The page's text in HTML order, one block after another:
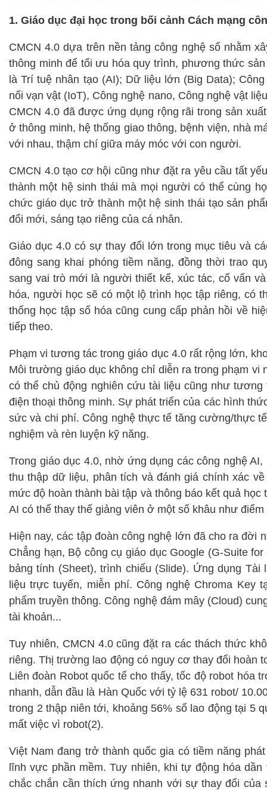
1. Giáo dục đại học trong bối cảnh Cách mạng
CMCN 4.0 dựa trên nền tảng công nghệ số nhằm
thông minh để tối ưu hóa quy trình, phương thức
là Trí tuệ nhân tạo (AI); Dữ liệu lớn (Big Data);
nối vạn vật (IoT), Công nghệ nano, Công nghệ vật
CMCN 4.0 đã được ứng dụng rộng rãi trong sản
ở thông minh, hệ thống giao thông, bệnh viện, nhà
với nhau, thậm chí giữa máy móc với con người.
CMCN 4.0 tạo cơ hội cũng như đặt ra yêu cầu tất
thành một hệ sinh thái mà mọi người có thể cùng
chức giáo dục trở thành một hệ sinh thái tạo sản
đổi mới, sáng tạo riêng của cá nhân.
Giáo dục 4.0 có sự thay đổi lớn trong mục tiêu và
đông sang khai phóng tiềm năng, đồng thời trao
sang vai trò mới là người thiết kế, xúc tác, cố vấn
hóa, người học sẽ có một lộ trình học tập riêng, có
thống học tập số hóa cũng cung cấp phản hồi về
tiếp theo.
Phạm vi tương tác trong giáo dục 4.0 rất rộng lớn,
Môi trường giáo dục không chỉ diễn ra trong phạm
có thể chủ động nghiên cứu tài liệu cũng như
điện thoại thông minh. Sự phát triển của các hình
sức và chi phí. Công nghệ thực tế tăng cường/thực
nghiệm và rèn luyện kỹ năng.
Trong giáo dục 4.0, nhờ ứng dụng các công nghệ
thu thập dữ liệu, phân tích và đánh giá chính xác
mức độ hoàn thành bài tập và thông báo kết quả
AI có thể thay thế giảng viên ở một số khâu như
Hiện nay, các tập đoàn công nghệ lớn đã cho ra đời
Chẳng hạn, Bộ công cụ giáo dục Google (G-Suite
bảng tính (Sheet), trình chiếu (Slide). Ứng dụng
liệu trực tuyến, miễn phí. Công nghệ Chroma
phẩm truyền thông. Công nghệ đám mây (Cloud)
tài khoản...
Tuy nhiên, CMCN 4.0 cũng đặt ra các thách thức
riêng. Thị trường lao động có nguy cơ thay đổi hoàn
Liên đoàn Robot quốc tế cho thấy, tốc độ robot hóa
nhanh, dẫn đầu là Hàn Quốc với tỷ lệ 631 robot/
trong 2 thập niên tới, khoảng 56% số lao động tại 5
mất việc vì robot(2).
Việt Nam đang trở thành quốc gia có tiềm năng
lĩnh vực phần mềm. Tuy nhiên, khi tự động hóa
chắc chắn cần thích ứng nhanh với sự thay đổi